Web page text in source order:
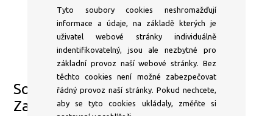
DSC Gallery
Pondělí–⁠Pátek 13–⁠18:00
Sobota–⁠Neděle a státní svátky
Zavřeno
info@dscgallery.com
Tyto soubory cookies neshromažďují
informace a údaje, na základě kterých je
uživatel webové stránky individuálně
indentifikovatelný, jsou ale nezbytné pro
základní provoz naší webové stránky. Bez
těchto cookies není možné zabezpečovat
řádný provoz naší stránky. Pokud nechcete,
aby se tyto cookies ukládaly, změňte si